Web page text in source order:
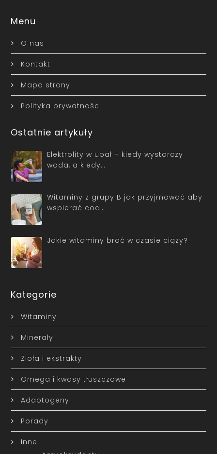
Menu
O nas
Kontakt
Mapa strony
Polityka prywatności
Ostatnie artykuły
Elektrolity w upał – kiedy wystarczy
woda, a kiedy…
Witaminy z grupy B jak przyjmować aby
wspierać cod…
Jakie witaminy brać w czasie ciąży?
Kategorie
Witaminy
Minerały
Zioła i ekstrakty
Omega i kwasy tłuszczowe
Adaptogeny
Porady
Inne